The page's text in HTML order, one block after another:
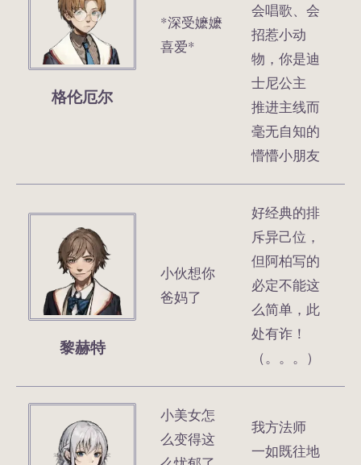
格伦厄尔
*深受嬷嬷
喜爱*
会唱歌、会
招惹小动
物，你是迪
士尼公主
推进主线而
毫无自知的
懵懵小朋友
黎赫特
小伙想你
爸妈了
好经典的排
斥异己位，
但阿柏写的
必定不能这
么简单，此
处有诈！
（。。。）
小美女怎
么变得这
我方法师
一如既往地